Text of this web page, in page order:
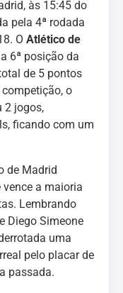
às 15:45 do
pela 4ª rodada
O Atlético de
6ª posição da
de 5 pontos
o
2 jogos,
ficando com um
de Madrid
a maioria
Lembrando
Diego Simeone
uma
pelo placar de
passada.